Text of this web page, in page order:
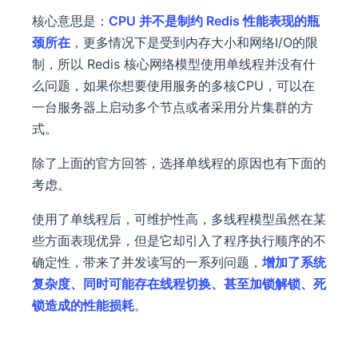
核心意思是： CPU 并不是制约 Redis 性能表现的瓶
颈所在 ，更多情况下是受到内存大小和网络I/O的限
制，所以 Redis 核心网络模型使用单线程并没有什
么问题，如果你想要使用服务的多核CPU，可以在
一台服务器上启动多个节点或者采用分片集群的方
式。
除了上面的官方回答，选择单线程的原因也有下面的
考虑。
使用了单线程后，可维护性高，多线程模型虽然在某
些方面表现优异，但是它却引入了程序执行顺序的不
确定性，带来了并发读写的一系列问题， 增加了系统
复杂度、同时可能存在线程切换、甚至加锁解锁、死
锁造成的性能损耗。